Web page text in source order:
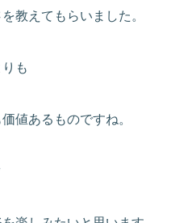
を教えてもらいました。
も
値あるものですね。